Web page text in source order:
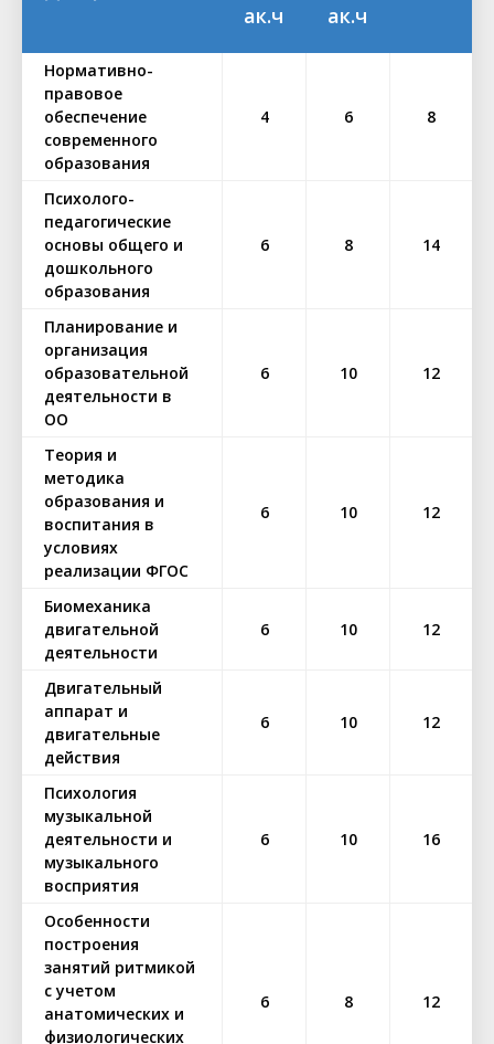
ак.ч
ак.ч
Нормативно-
правовое
обеспечение
современного
образования
4 6 8
Психолого-
педагогические
основы общего и
дошкольного
образования
6 8 14
Планирование и
организация
образовательной
деятельности в
ОО
6 10 12
Теория и
методика
образования и
воспитания в
условиях
реализации ФГОС
6 10 12
Биомеханика
двигательной
деятельности
6 10 12
Двигательный
аппарат и
двигательные
действия
6 10 12
Психология
музыкальной
деятельности и
музыкального
восприятия
6 10 16
Особенности
построения
занятий ритмикой
с учетом
анатомических и
физиологических
6 8 12